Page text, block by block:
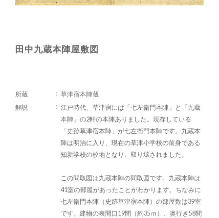
田中九蔵本陣屋敷図
所蔵
草津宿本陣蔵
解説
江戸時代、草津宿には「七左衛門本陣」と「九蔵
本陣」の2軒の本陣ありました。現存している
「史跡草津宿本陣」が七左衛門本陣です。九蔵本
陣は明治に入り、現在の草津小学校の前身である
知新学校の校地となり、取り壊されました。
この間取図は九蔵本陣の間取図です。九蔵本陣は
41室の部屋があったことがわかります。ちなみに
七左衛門本陣（史跡草津宿本陣）の部屋数は39室
です。建物の表間口19間（約35ｍ）、奥行き58間